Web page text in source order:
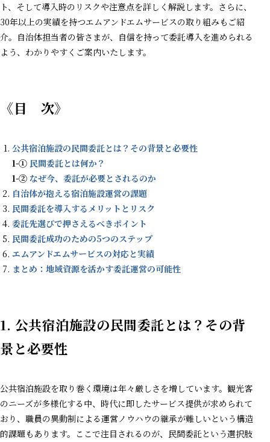
ト、そして導入時のリスクや注意点を詳しく解説します。さらに、
30年以上の実績を持つエムアンドエムサービスの取り組みもご紹
介。自治体担当者の皆さまが、自信を持って委託導入を進められる
よう、わかりやすくご案内いたします。
《目 次》
公共宿泊施設の民間委託とは？その背景と必要性
1-① 民間委託とは何か？
1-② なぜ今、委託が必要とされるのか
自治体が抱える宿泊施設運営の課題
民間委託を導入するメリットとリスク
委託先選びで押さえるべきポイント
民間委託成功のための5つのステップ
エムアンドエムサービスの対応と実績
まとめ：地域資源を活かす委託運営の可能性
1. 公共宿泊施設の民間委託とは？その背
景と必要性
公共宿泊施設を取り巻く環境は年々厳しさを増しています。観光客
のニーズが多様化する中、時代に即したサービス提供が求められて
おり、職員の異動制による運営ノウハウの継承が難しいという構造
的課題もあります。ここで注目されるのが、民間委託という選択肢